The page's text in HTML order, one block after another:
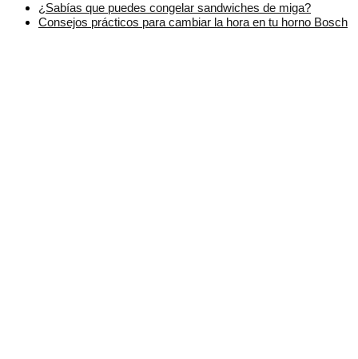
¿Sabías que puedes congelar sandwiches de miga?
Consejos prácticos para cambiar la hora en tu horno Bosch